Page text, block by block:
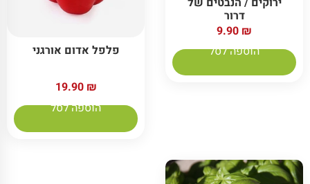
דרור
9.90 ₪
הוספה לסל
פלפל אדום אורגני
19.90 ₪
הוספה לסל